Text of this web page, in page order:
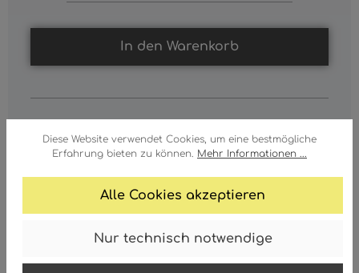
Diese Website verwendet Cookies, um eine bestmögliche
Erfahrung bieten zu können. Mehr Informationen ...
Alle Cookies akzeptieren
Nur technisch notwendige
In den Warenkorb
SONSTIGES